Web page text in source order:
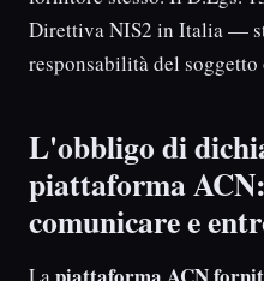
Direttiva NIS2 in Italia —
responsabilità del
L'obbligo di
piattaforma
comunicare e
La